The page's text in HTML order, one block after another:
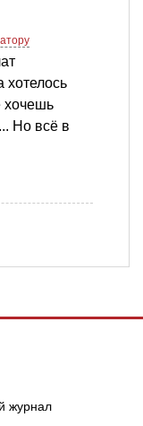
хотелось
хочешь
Но всё в
журнал